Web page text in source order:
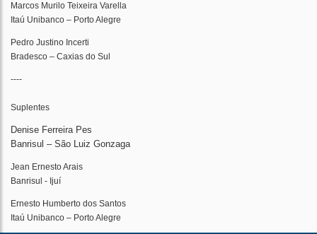
Marcos Murilo Teixeira Varella
Itaú Unibanco – Porto Alegre
Pedro Justino Incerti
Bradesco – Caxias do Sul
----
Suplentes
Denise Ferreira Pes
Banrisul – São Luiz Gonzaga
Jean Ernesto Arais
Banrisul - Ijuí
Ernesto Humberto dos Santos
Itaú Unibanco – Porto Alegre